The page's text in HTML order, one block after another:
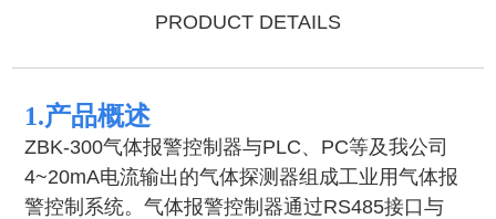
PRODUCT DETAILS
1.产品概述
ZBK-300气体报警控制器与PLC、PC等及我公司
4~20mA电流输出的气体探测器组成工业用气体报
警控制系统。气体报警控制器通过RS485接口与